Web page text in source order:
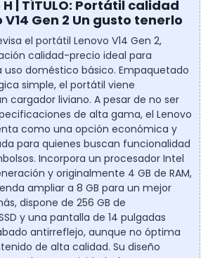
H | TÍTULO: Portátil calidad
Gen 2 Un gusto tenerlo
el portátil Lenovo V14 Gen 2,
calidad-precio ideal para
uso doméstico básico. Empaquetado
simple, el portátil viene
cargador liviano. A pesar de no ser
de alta gama, el Lenovo
como una opción económica y
para quienes buscan funcionalidad
Incorpora un procesador Intel
y originalmente 4 GB de RAM,
ampliar a 8 GB para un mejor
dispone de 256 GB de
y una pantalla de 14 pulgadas
antirreflejo, aunque no óptima
de alta calidad. Su diseño